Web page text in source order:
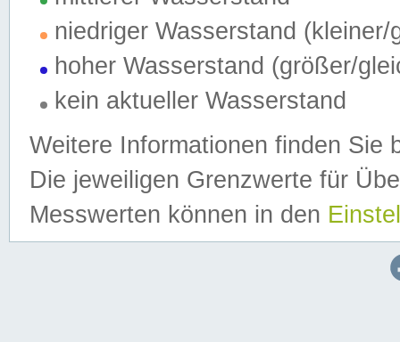
niedriger Wasserstand (kleiner/
hoher Wasserstand (größer/
kein aktueller Wasserstand
Weitere Informationen finden Sie
Die jeweiligen Grenzwerte für
Messwerten können in den